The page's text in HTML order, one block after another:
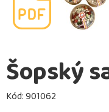
Šopský
Kód:901062